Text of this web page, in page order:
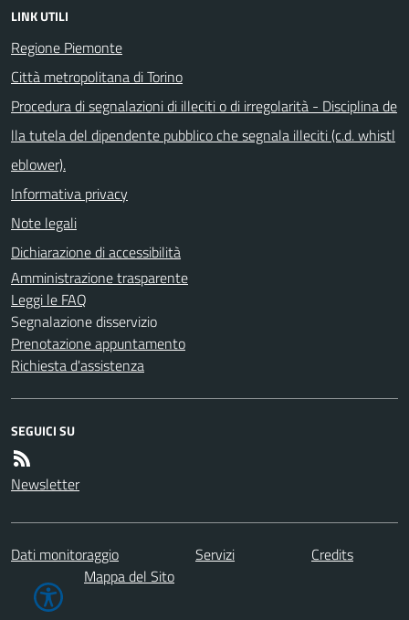
LINK UTILI
Regione Piemonte
Città metropolitana di Torino
Procedura di segnalazioni di illeciti o di irregolarità - Disciplina de
lla tutela del dipendente pubblico che segnala illeciti (c.d. whistl
eblower).
Informativa privacy
Note legali
Dichiarazione di accessibilità
Amministrazione trasparente
Leggi le FAQ
Segnalazione disservizio
Prenotazione appuntamento
Richiesta d'assistenza
SEGUICI SU
Newsletter
Dati monitoraggio Servizi
Credits
Mappa del Sito